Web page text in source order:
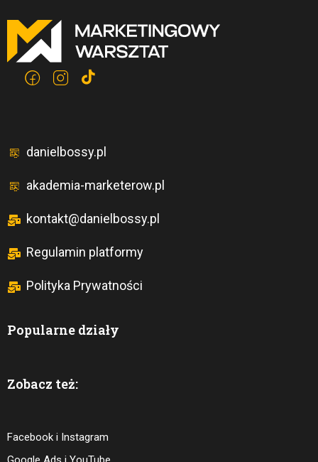
danielbossy.pl
akademia-marketerow.pl
kontakt@danielbossy.pl
Regulamin platformy
Polityka Prywatności
Popularne działy
Zobacz też:
Facebook i Instagram